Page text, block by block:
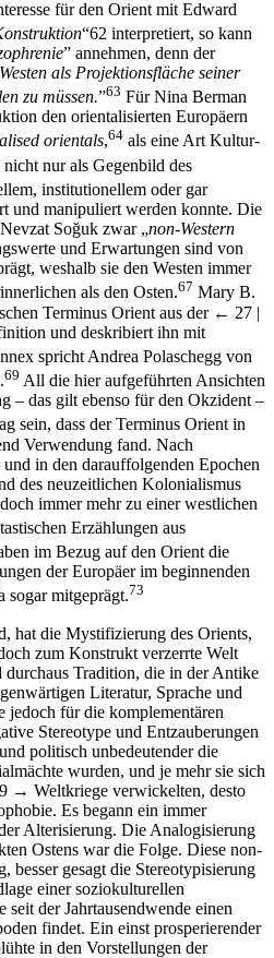
“62 interpretiert, so kann
” annehmen, denn der
als Projektionsfläche seiner
zu müssen.”63Für Nina Berman
den orientalisierten Europäern
orientals,64als eine Art Kultur-
nur als Gegenbild des
institutionellem oder gar
und manipuliert werden konnte. Die
Soğuk zwar „non-Western
und Erwartungen sind von
weshalb sie den Westen immer
als den Osten.67Mary B.
Terminus Orient aus der← 27 |
und deskribiert ihn mit
spricht Andrea Polaschegg von
69All die hier aufgeführten Ansichten
– das gilt ebenso für den Okzident –
sein, dass der Terminus Orient in
Verwendung fand. Nach
in den darauffolgenden Epochen
des neuzeitlichen Kolonialismus
immer mehr zu einer westlichen
Erzählungen aus
im Bezug auf den Orient die
der Europäer im beginnenden
sogar mitgeprägt.73
zum Konstrukt verzerrte Welt
Tradition, die in der Antike
Literatur, Sprache und
jedoch für die komplementären
Stereotype und Entzauberungen
politisch unbedeutender die
wurden, und je mehr sie sich
→Weltkriege verwickelten, desto
Es begann ein immer
Alterisierung. Die Analogisierung
Ostens war die Folge. Diese non-
besser gesagt die Stereotypisierung
einer soziokulturellen
der Jahrtausendwende einen
findet. Ein einst prosperierender
in den Vorstellungen der
Begegnung, und verkrümmte